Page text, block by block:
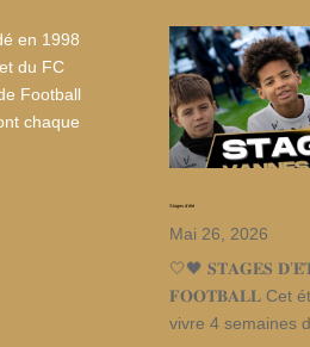
en 1998
du FC
Football
chaque
Stages d’été
Mai 26, 2026
🤍🖤 𝐒𝐓𝐀𝐆𝐄𝐒
𝐅𝐎𝐎𝐓𝐁𝐀𝐋𝐋 Cet
vivre 4 semaines